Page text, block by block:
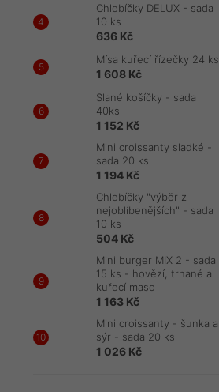
Chlebíčky DELUX - sada
10 ks
636 Kč
Mísa kuřecí řízečky 24 ks
1 608 Kč
Slané košíčky - sada
40ks
1 152 Kč
Mini croissanty sladké -
sada 20 ks
1 194 Kč
Chlebíčky "výběr z
nejoblíbenějších" - sada
10 ks
504 Kč
Mini burger MIX 2 - sada
15 ks - hovězí, trhané a
kuřecí maso
1 163 Kč
Mini croissanty - šunka a
sýr - sada 20 ks
1 026 Kč